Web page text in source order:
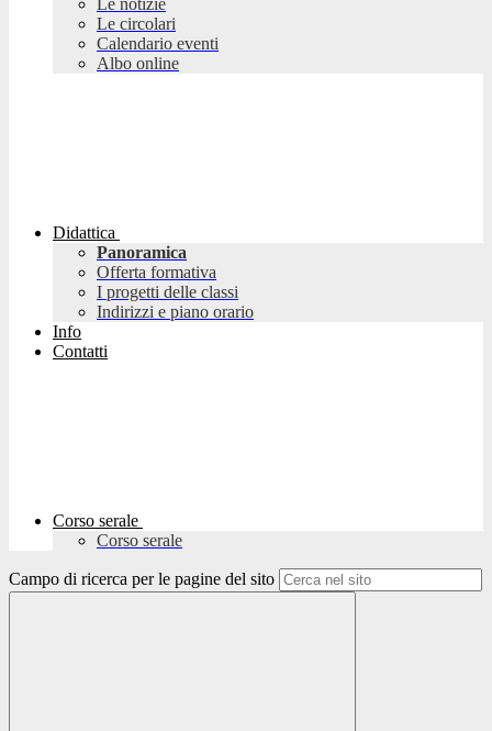
Le notizie
Le circolari
Calendario eventi
Albo online
Didattica
Panoramica
Offerta formativa
I progetti delle classi
Indirizzi e piano orario
Info
Contatti
Corso serale
Corso serale
Campo di ricerca per le pagine del sito